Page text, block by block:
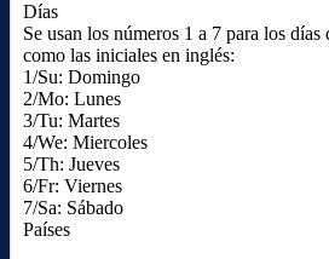
Días
Se usan los números 1 a 7 para los
como las iniciales en inglés:
1/Su: Domingo
2/Mo: Lunes
3/Tu: Martes
4/We: Miercoles
5/Th: Jueves
6/Fr: Viernes
7/Sa: Sábado
Países